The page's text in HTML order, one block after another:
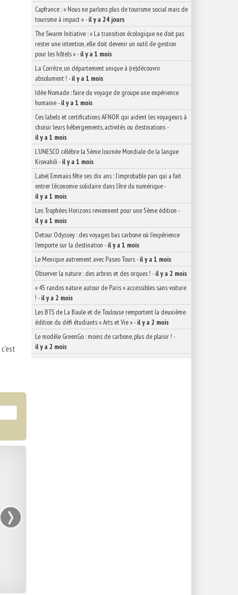
c'est
›
Capfrance : « Nous ne parlons plus de tourisme social mais de
tourisme à impact »-il y a 24 jours
The Swarm Initiative : « La transition écologique ne doit pas
rester une intention, elle doit devenir un outil de gestion
pour les hôtels »-il y a 1 mois
La Corrèze, un département unique à (re)découvrir
absolument ! -il y a 1 mois
Idée Nomade : faire du voyage de groupe une expérience
humaine-il y a 1 mois
Ces labels et certifications AFNOR qui aident les voyageurs à
choisir leurs hébergements, activités ou destinations-
il y a 1 mois
L’UNESCO célèbre la 5ème Journée Mondiale de la langue
Kiswahili -il y a 1 mois
Label Emmaüs fête ses dix ans : l’improbable pari qui a fait
entrer l’économie solidaire dans l’ère du numérique-
il y a 1 mois
Les Trophées Horizons reviennent pour une 5ème édition -
il y a 1 mois
Detour Odyssey : des voyages bas carbone où l’expérience
l’emporte sur la destination -il y a 1 mois
Le Mexique autrement avec Paseo Tours-il y a 1 mois
Observer la nature : des arbres et des orques ! -il y a 2 mois
« 45 randos nature autour de Paris » accessibles sans voiture
! -il y a 2 mois
Les BTS de La Baule et de Toulouse remportent la deuxième
édition du défi étudiants « Arts et Vie »-il y a 2 mois
Le modèle GreenGo : moins de carbone, plus de plaisir ! -
il y a 2 mois